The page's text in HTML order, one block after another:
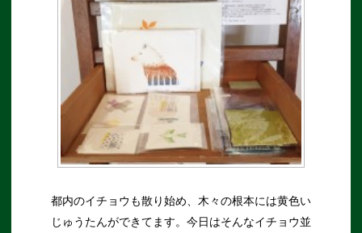
都内のイチョウも散り始め、木々の根本には黄色い
じゅうたんができてます。今日はそんなイチョウ並